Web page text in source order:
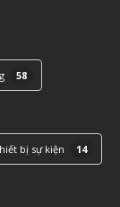
58
bị sự kiện 14